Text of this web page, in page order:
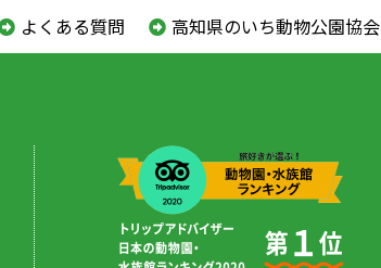
よくある質問 高知県のいち動物公園協会